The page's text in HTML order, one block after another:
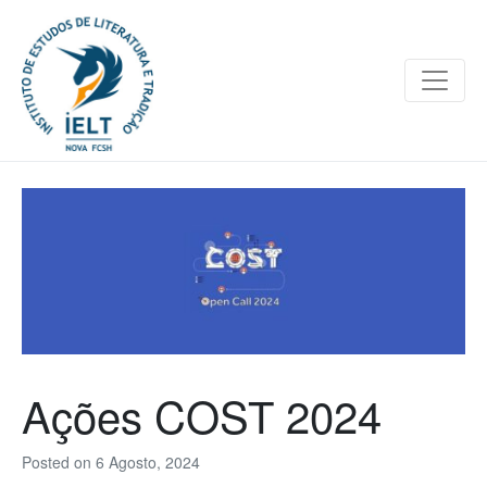
Posted on 6 Agosto, 2024
Ações COST 2024